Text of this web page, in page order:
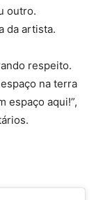
outro.
da artista.
respeito.
na terra
espaço aqui!”,